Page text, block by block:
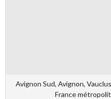
Avignon Sud, Avignon,
France